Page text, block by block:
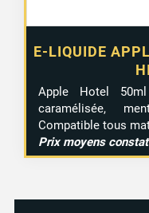
E-LIQUIDE
Apple Hotel
caramélisée,
Compatibletous
Prix moyens